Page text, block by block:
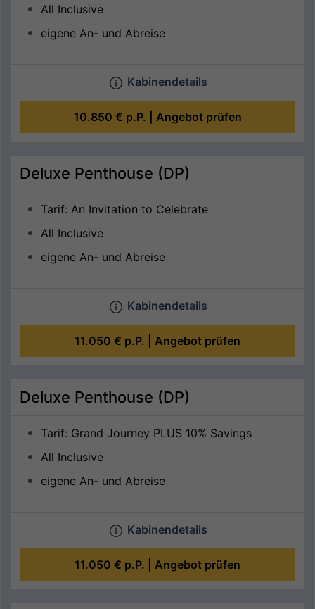
All Inclusive
eigene An- und Abreise
Kabinendetails
10.850 € p.P. | Angebot prüfen
Deluxe Penthouse (DP)
Tarif: An Invitation to Celebrate
All Inclusive
eigene An- und Abreise
Kabinendetails
11.050 € p.P. | Angebot prüfen
Deluxe Penthouse (DP)
Tarif: Grand Journey PLUS 10% Savings
All Inclusive
eigene An- und Abreise
Kabinendetails
11.050 € p.P. | Angebot prüfen